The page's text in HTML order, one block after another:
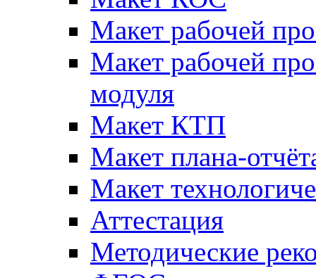
Макет рабочей
Макет рабочей
модуля
Макет КТП
Макет плана-
Макет
Аттестация
Методические